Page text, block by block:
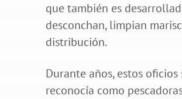
que también es
desconchan, limpian
distribución.
Durante años, estos
reconocía como